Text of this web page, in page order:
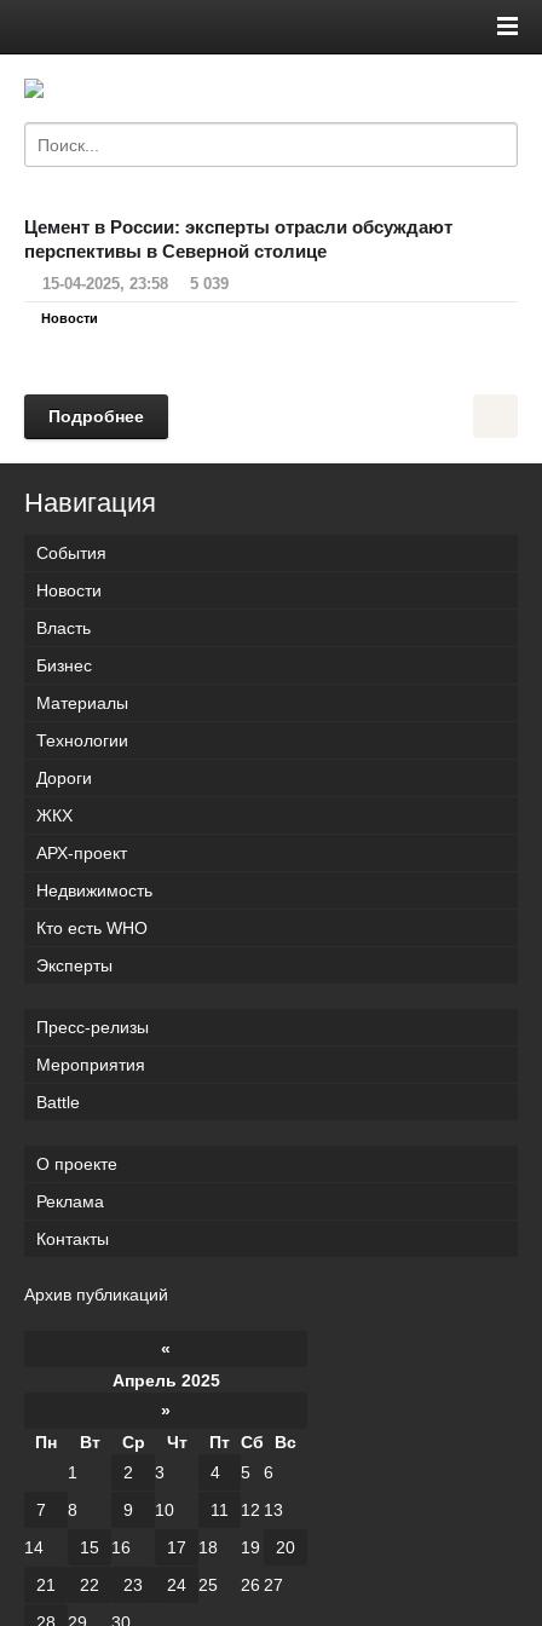
Цемент в России: эксперты отрасли обсуждают
перспективы в Северной столице
15-04-2025, 23:58 5 039
Новости
Подробнее
Навигация
События
Новости
Власть
Бизнес
Материалы
Технологии
Дороги
ЖКХ
АРХ-проект
Недвижимость
Кто есть WHO
Эксперты
Пресс-релизы
Мероприятия
Battle
О проекте
Реклама
Контакты
Архив публикаций
«
Апрель 2025
»
Пн
Вт Ср Чт Пт Сб
Вс
1
2 3 4 5
6
7
8 9 10 11 12 13
14
15 16 17 18 19
20
21
22 23 24 25 26 27
28
29 30